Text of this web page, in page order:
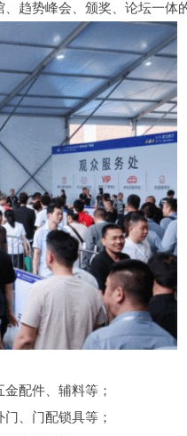
趋势峰会、颁奖、论坛一体
配件、辅料等；
、门配锁具等；